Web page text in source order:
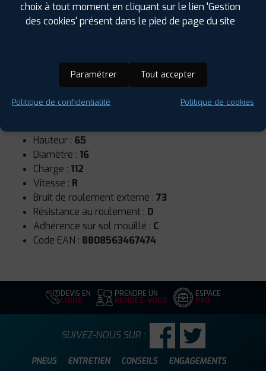
Saison :
4 Saisons
Hauteur : 65
Diamètre : 16
Charge : 112
Vitesse : R
Bruit de roulement externe : 73
Résistance au roulement : D
Adhérence sur sol mouillé : C
Code EAN : 8808563467474
DEVIS EN
LIGNE
PRENDRE UN
RENDEZ-VOUS
ESPACE
PRO
PNEUS ENTRETIEN CONSEILS ENGAGEMENTS
SUIVEZ-NOUS SUR :
choix à tout moment en cliquant sur le lien 'Gestion
des cookies' présent dans le pied de page du site
Paramétrer Tout accepter
Politique de confidentialité Politique de cookies